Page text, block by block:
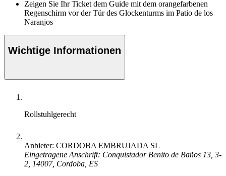
Zeigen Sie Ihr Ticket dem Guide mit dem orangefarbenen
Regenschirm vor der Tür des Glockenturms im Patio de los
Naranjos
Wichtige Informationen
Rollstuhlgerecht
Anbieter: CORDOBA EMBRUJADA SL
Eingetragene Anschrift: Conquistador Benito de Baños 13, 3-
2, 14007, Cordoba, ES